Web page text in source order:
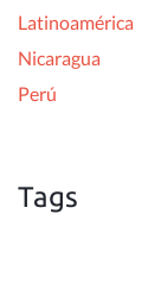
Latinoamérica
Nicaragua
Perú
Tags